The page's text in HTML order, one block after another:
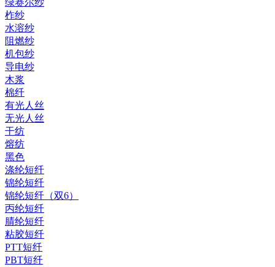
绿赛尔纱
柞纱
水溶纱
阻燃纱
机包纱
导电纱
木浆
棉纤
有光人丝
无光人丝
干纺
熔纺
黑色
涤纶短纤
锦纶短纤
锦纶短纤（双6）
丙纶短纤
腈纶短纤
粘胶短纤
PTT短纤
PBT短纤